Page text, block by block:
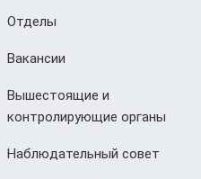
Отделы
Вакансии
Вышестоящие и
контролирующие органы
Наблюдательный совет